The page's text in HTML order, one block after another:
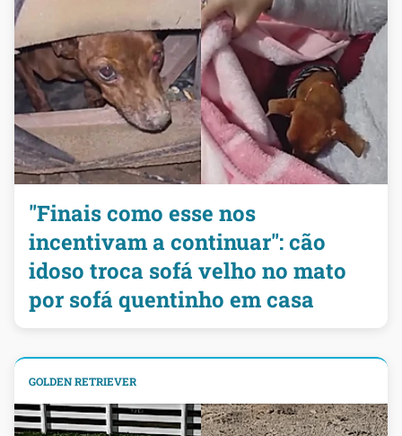
"Finais como esse nos
incentivam a continuar": cão
idoso troca sofá velho no mato
por sofá quentinho em casa
GOLDEN RETRIEVER